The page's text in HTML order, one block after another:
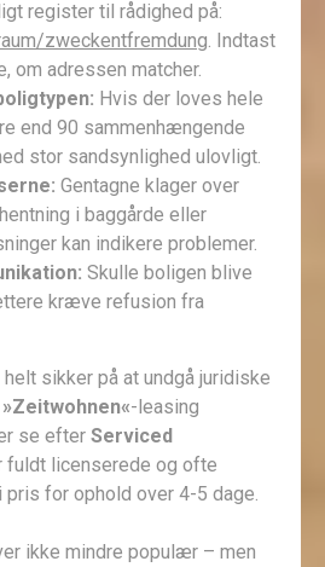
register til rådighed på:
zweckentfremdung . Indtast
om adressen matcher.
Hvis der loves hele
end 90 sammenhængende
stor sandsynlighed ulovligt.
Gentagne klager over
i baggårde eller
kan indikere problemer.
Skulle boligen blive
kræve refusion fra
sikker på at undgå juridiske
»Zeitwohnen«-leasing
se efter Serviced
fuldt licenserede og ofte
for ophold over 4-5 dage.
ikke mindre populær – men